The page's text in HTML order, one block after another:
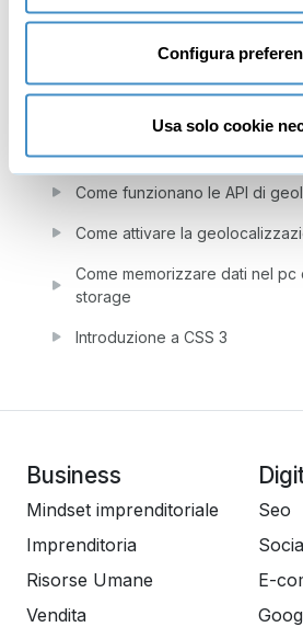
Configura
Usa solo cookie
Come inserire un’immagine in
Come inserire un filmato con le
Come funzionano le API di
Come attivare la
Come memorizzare dati nel pc
storage
Introduzione a CSS 3
Business
Mindset imprenditoriale
Imprenditoria
Risorse Umane
Vendita
Seo
E-